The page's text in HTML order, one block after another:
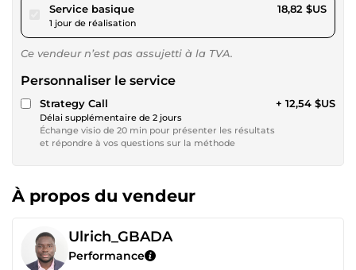
Service basiquepour 17,34 $US
1 jour de réalisation
18,82 $US
Ce vendeur n’est pas assujetti à la TVA.
Personnaliser le service
Strategy Call
Délai supplémentaire de 2 jours
Échange visio de 20 min pour présenter les résultats
et répondre à vos questions sur la méthode
+ 12,54 $US
À propos du vendeur
Ulrich_GBADA
Performance